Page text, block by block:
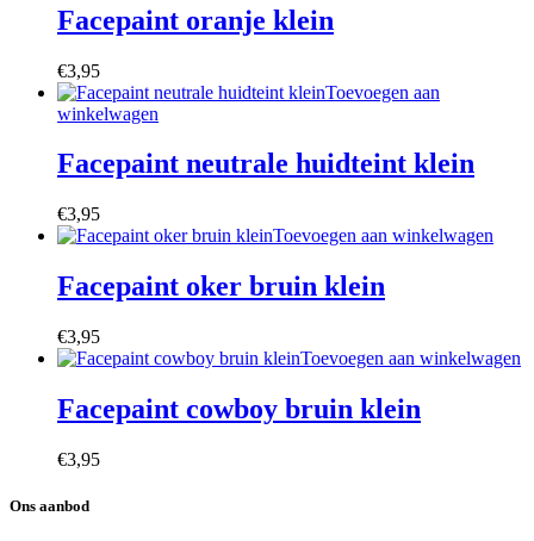
Facepaint oranje klein
€3,95
Toevoegen aan
winkelwagen
Facepaint neutrale huidteint klein
€3,95
Toevoegen aan winkelwagen
Facepaint oker bruin klein
€3,95
Toevoegen aan winkelwagen
Facepaint cowboy bruin klein
€3,95
Ons aanbod